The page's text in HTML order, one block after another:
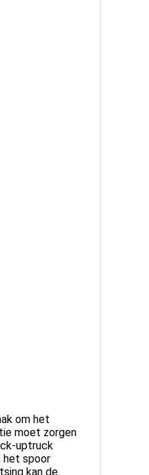
om het
moet zorgen
uptruck
het spoor
kan de